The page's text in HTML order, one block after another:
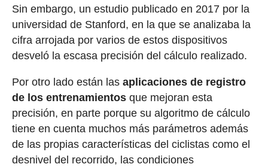
Sin embargo, un estudio publicado en 2017 por la
universidad de Stanford, en la que se analizaba la
cifra arrojada por varios de estos dispositivos
desveló la escasa precisión del cálculo realizado.
Por otro lado están las aplicaciones de registro
de los entrenamientosque mejoran esta
precisión, en parte porque su algoritmo de cálculo
tiene en cuenta muchos más parámetros además
de las propias características del ciclistas como el
desnivel del recorrido, las condiciones